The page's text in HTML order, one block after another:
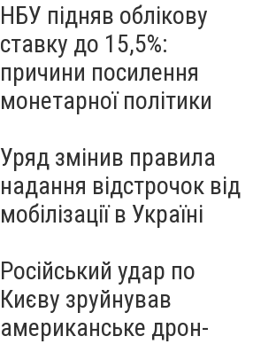
НБУ підняв облікову
ставку до 15,5%:
причини посилення
монетарної політики
Уряд змінив правила
надання відстрочок від
мобілізації в Україні
Російський удар по
Києву зруйнував
американське дрон-